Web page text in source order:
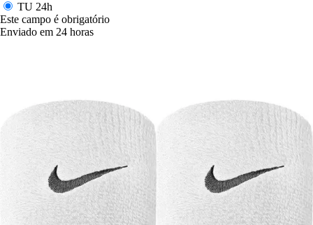
TU 24h
Este campo é obrigatório
Enviado em 24 horas